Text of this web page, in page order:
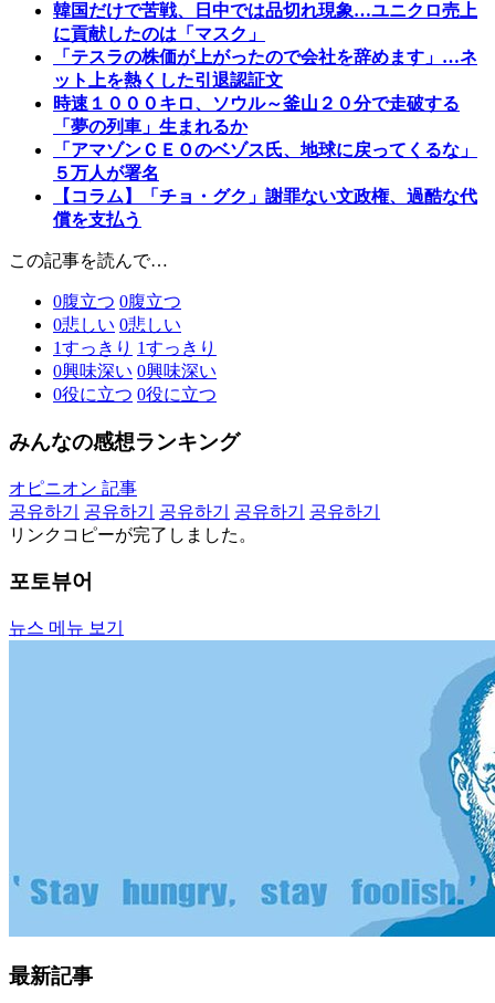
韓国だけで苦戦、日中では品切れ現象…ユニクロ売上
に貢献したのは「マスク」
「テスラの株価が上がったので会社を辞めます」…ネ
ット上を熱くした引退認証文
時速１０００キロ、ソウル～釜山２０分で走破する
「夢の列車」生まれるか
「アマゾンＣＥＯのベゾス氏、地球に戻ってくるな」
５万人が署名
【コラム】「チョ・グク」謝罪ない文政権、過酷な代
償を支払う
この記事を読んで…
0腹立つ 0腹立つ
0悲しい 0悲しい
1すっきり 1すっきり
0興味深い 0興味深い
0役に立つ 0役に立つ
みんなの感想ランキング
オピニオン 記事
공유하기
공유하기 공유하기 공유하기
공유하기
リンクコピーが完了しました。
포토뷰어
뉴스 메뉴 보기
最新記事